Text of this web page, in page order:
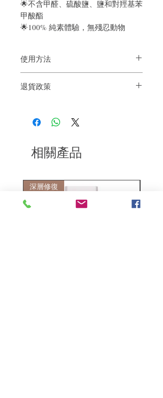
🌟不含甲醛、硫酸鹽、鹽和對羥基苯
甲酸酯
🌟100% 純素體驗，無殘忍動物
使用方法
據頭髮的狀況調節份量。不用沖洗。
退貨政策
到我們的產品後的前7天內通過電子郵件
相關產品
深層修復